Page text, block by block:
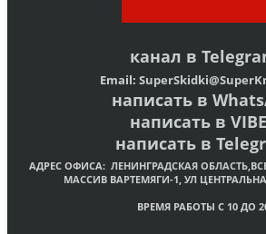
канал в
Email:
написать в
написать в
написать в
АДРЕС ОФИСА: ЛЕНИНГРАДСКАЯ
МАССИВ ВАРТЕМЯГИ-1, УЛ
ВРЕМЯ РАБОТЫ С 10 ДО